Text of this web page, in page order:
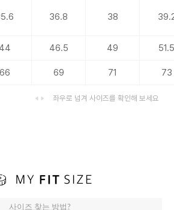
36.8 38
44 46.5 49
66 69 71 73
좌우로 넘겨 사이즈를 확인해 보세요